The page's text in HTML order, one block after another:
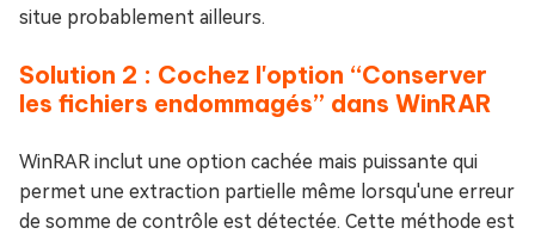
situe probablement ailleurs.
Solution 2 : Cochez l'option “Conserver
les fichiers endommagés” dans WinRAR
WinRAR inclut une option cachée mais puissante qui
permet une extraction partielle même lorsqu'une erreur
de somme de contrôle est détectée. Cette méthode est